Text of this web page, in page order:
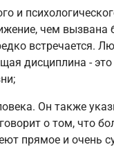
и
чем
встречается.
дисциплина - это
Он также
о том, что
прямое и очень